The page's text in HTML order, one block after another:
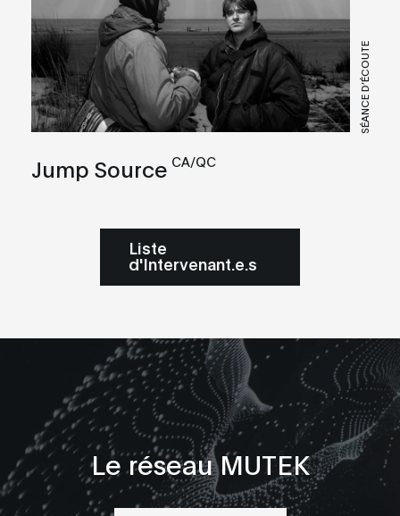
SÉANCE D’ÉCOUTE
Jump Source CA/QC
Liste
d'Intervenant.e.s
Le réseau MUTEK